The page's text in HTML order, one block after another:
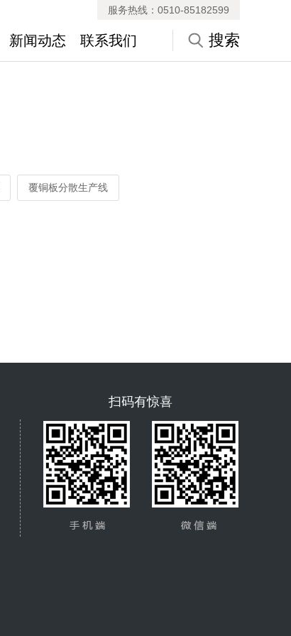
服务热线：0510-85182599
搜索
新闻动态 联系我们
覆铜板分散生产线
扫码有惊喜